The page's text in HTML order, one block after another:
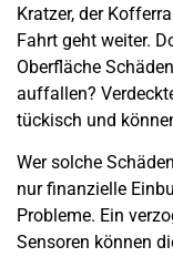
Kratzer, der
Fahrt geht weiter.
Oberfläche
auffallen?
tückisch und
Wer solche
nur finanzielle
Probleme. Ein
Sensoren können